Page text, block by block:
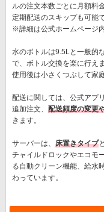
ルの注文本数ごとに月額料
定期配送のスキップも可能で
※詳細は公式ホームページ
水のボトルは9.5Lと一般的
で、ボトル交換を楽に行えま
使用後は小さくつぶして家
配送に関しては、公式アプ
追加注文、 配送頻度の変更
きます。
サーバーは、 床置きタイプと
チャイルドロックやエコモ
る自動クリーン機能、給水
わっています。